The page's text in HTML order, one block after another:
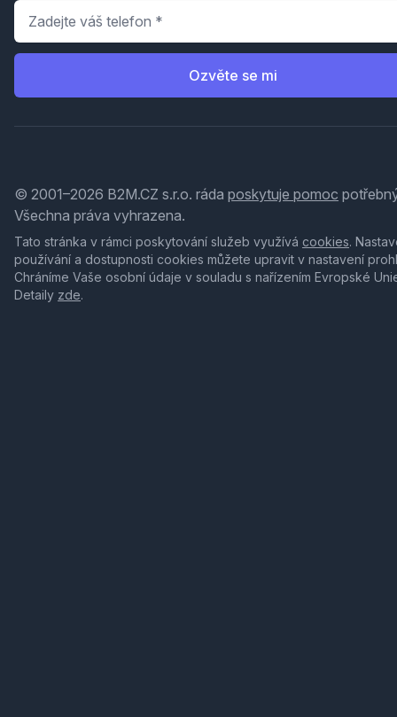
Telefon
Ozvěte se mi
© 2001–2026 B2M.CZ s.r.o. ráda poskytuje pomoc
Všechna práva vyhrazena.
Tato stránka v rámci poskytování služeb využívá cookies.
používání a dostupnosti cookies můžete upravit v nastavení
Chráníme Vaše osobní údaje v souladu s nařízením Evropské
Detaily zde.